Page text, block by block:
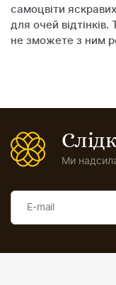
самоцвіти
для очей
не зможете з ним
Ми